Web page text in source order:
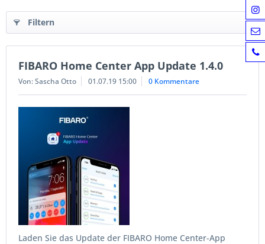
Filtern
FIBARO Home Center App Update 1.4.0
Von: Sascha Otto 01.07.19 15:00 0 Kommentare
Laden Sie das Update der FIBARO Home Center-App